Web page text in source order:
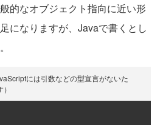
的なオブジェクト指向に近い形
になりますが、Javaで書くとし
には引数などの型宣言がないた